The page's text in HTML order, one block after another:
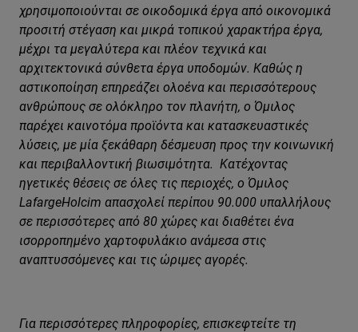
χρησιμοποιούνται σε οικοδομικά έργα από οικονομικά
προσιτή στέγαση και μικρά τοπικού χαρακτήρα έργα,
μέχρι τα μεγαλύτερα και πλέον τεχνικά και
αρχιτεκτονικά σύνθετα έργα υποδομών. Καθώς η
αστικοποίηση επηρεάζει ολοένα και περισσότερους
ανθρώπους σε ολόκληρο τον πλανήτη, ο Όμιλος
παρέχει καινοτόμα προϊόντα και κατασκευαστικές
λύσεις, με μία ξεκάθαρη δέσμευση προς την κοινωνική
και περιβαλλοντική βιωσιμότητα. Κατέχοντας
ηγετικές θέσεις σε όλες τις περιοχές, ο Όμιλος
LafargeHolcim απασχολεί περίπου 90.000 υπαλλήλους
σε περισσότερες από 80 χώρες και διαθέτει ένα
ισορροπημένο χαρτοφυλάκιο ανάμεσα στις
αναπτυσσόμενες και τις ώριμες αγορές.
Για περισσότερες πληροφορίες, επισκεφτείτε τη